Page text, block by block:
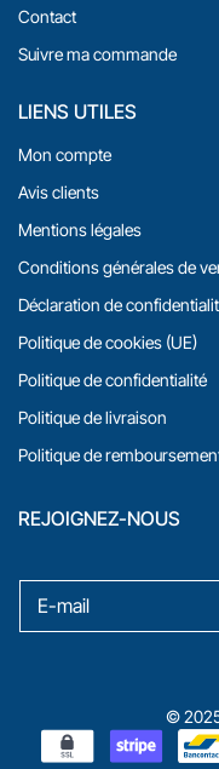
Contact
Suivre ma commande
LIENS UTILES
Mon compte
Avis clients
Mentions légales
Conditions générales de
Déclaration de
Politique de cookies (UE)
Politique de confidentialité
Politique de livraison
Politique de
REJOIGNEZ-NOUS
E
m
©